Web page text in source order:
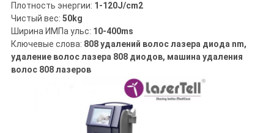
Плотность энергии: 1-120J/cm2
Чистый вес: 50kg
Ширина ИМПа ульс: 10-400ms
Ключевые слова: 808 удалений волос лазера диода nm,
удаление волос лазера 808 диодов, машина удаления
волос 808 лазеров